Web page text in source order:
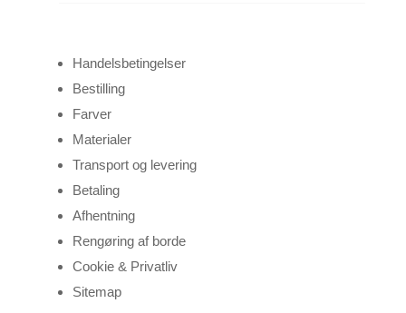
Handelsbetingelser
Bestilling
Farver
Materialer
Transport og levering
Betaling
Afhentning
Rengøring af borde
Cookie & Privatliv
Sitemap